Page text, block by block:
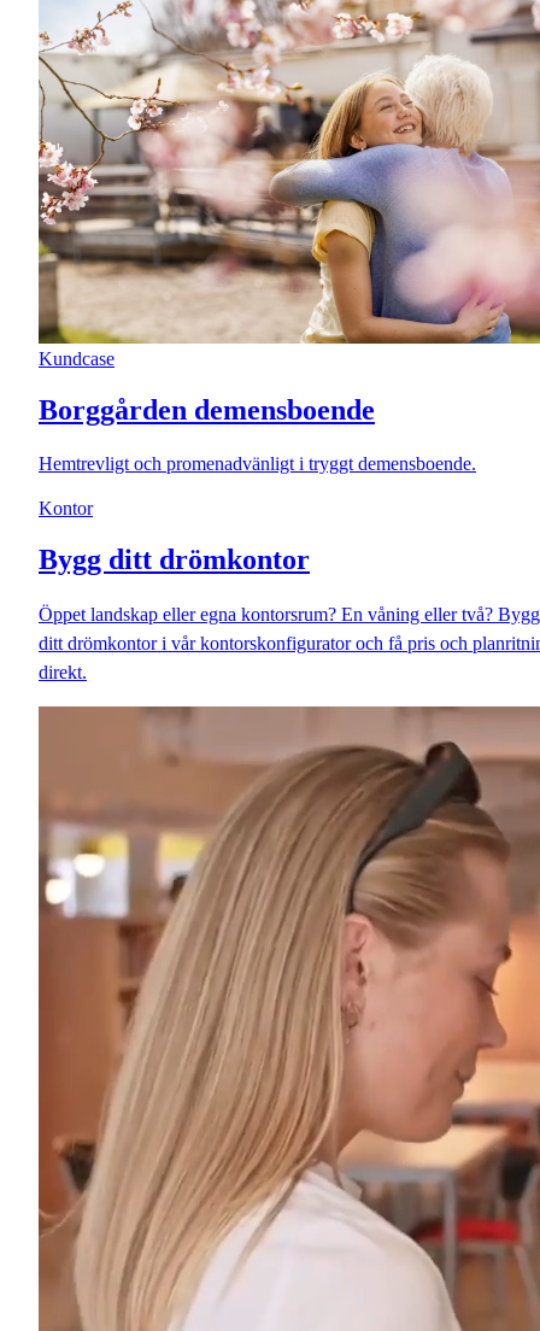
Kundcase
Borggården demensboende
Hemtrevligt och promenadvänligt i tryggt demensboende.
Kontor
Bygg ditt drömkontor
Öppet landskap eller egna kontorsrum? En våning eller två? Bygg
ditt drömkontor i vår kontorskonfigurator och få pris och
direkt.